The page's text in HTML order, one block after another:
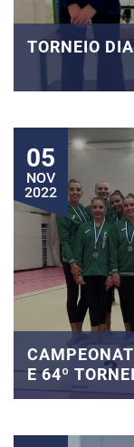
TORNEIO
05
NOV
2022
E 64º
RÍTMICA